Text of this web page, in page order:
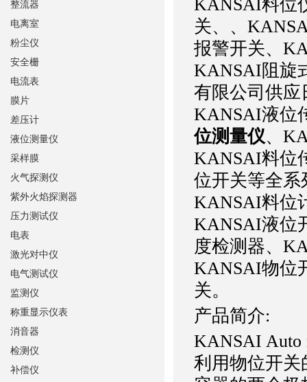
KANSAI料位
关、、
报警开关、
KANSAI阻旋
有限公司供
KANSAI液位
位测量仪、
KANSAI料位
位开关等全系
KANSAI料位
KANSAI液位
度检测器、
KANSAI物位
关。
产品简介:
KANSAI Auto
利用物位开关
整流器
电离室
粉尘仪
安全栅
电流表
膜片
差压计
液位测量仪
采样膜
火气探测仪
紫外火焰探测器
压力测试仪
电表
激光对中仪
电气测试仪
监测仪
称重显示仪表
消音器
检测仪
补偿仪